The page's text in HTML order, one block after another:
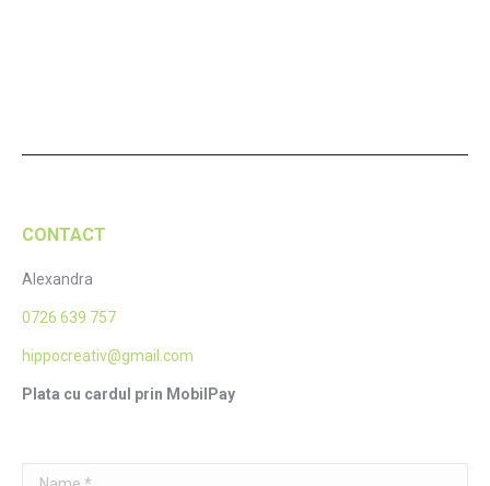
CONTACT
Alexandra
0726 639 757
hippocreativ@gmail.com
Plata cu cardul prin MobilPay
Name *